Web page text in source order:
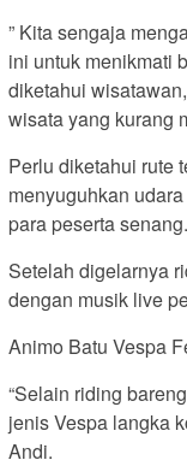
” Kita sengaja
ini untuk menikmati
diketahui
wisata yang kurang
Perlu diketahui rute
menyuguhkan
para peserta senang.
Setelah digelarnya
dengan musik live
Animo Batu Vespa
“Selain riding
jenis Vespa langka
Andi.